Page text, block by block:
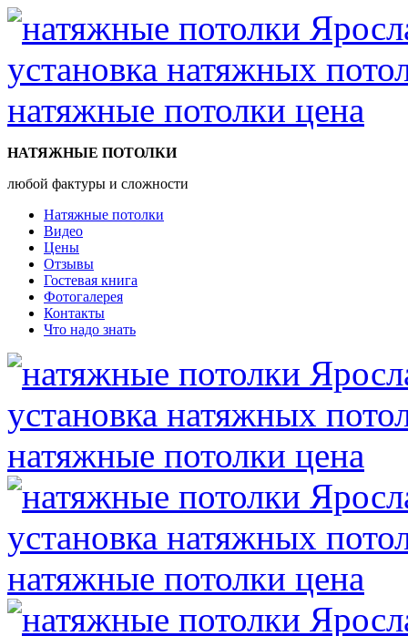
НАТЯЖНЫЕ ПОТОЛКИ
любой фактуры и сложности
Натяжные потолки
Видео
Цены
Отзывы
Гостевая книга
Фотогалерея
Контакты
Что надо знать